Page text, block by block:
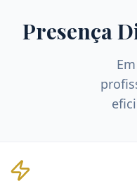
Presença
Em